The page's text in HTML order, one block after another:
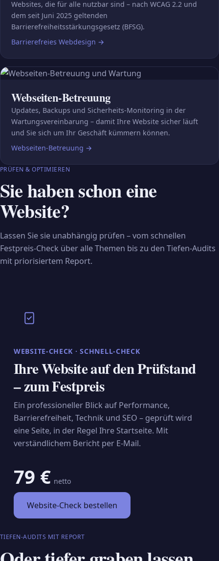
Websites, die für alle nutzbar sind – nach WCAG 2.2 und
dem seit Juni 2025 geltenden
Barrierefreiheitsstärkungsgesetz (BFSG).
Barrierefreies Webdesign →
Webseiten-Betreuung
Updates, Backups und Sicherheits-Monitoring in der
Wartungsvereinbarung – damit Ihre Website sicher läuft
und Sie sich um Ihr Geschäft kümmern können.
Webseiten-Betreuung →
PRÜFEN & OPTIMIEREN
Sie haben schon eine
Website?
Lassen Sie sie unabhängig prüfen – vom schnellen
Festpreis-Check über alle Themen bis zu den Tiefen-Audits
mit priorisiertem Report.
WEBSITE-CHECK · SCHNELL-CHECK
Ihre Website auf den Prüfstand
– zum Festpreis
Ein professioneller Blick auf Performance,
Barrierefreiheit, Technik und SEO – geprüft wird
eine Seite, in der Regel Ihre Startseite. Mit
verständlichem Bericht per E-Mail.
79 € netto
Website-Check bestellen
TIEFEN-AUDITS MIT REPORT